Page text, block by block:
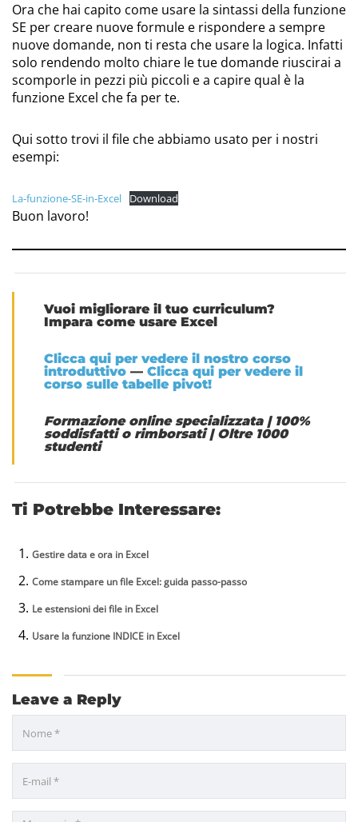
Ora che hai capito come usare la sintassi della funzione
SE per creare nuove formule e rispondere a sempre
nuove domande, non ti resta che usare la logica. Infatti
solo rendendo molto chiare le tue domande riuscirai a
scomporle in pezzi più piccoli e a capire qual è la
funzione Excel che fa per te.
Qui sotto trovi il file che abbiamo usato per i nostri
esempi:
La-funzione-SE-in-Excel Download
Buon lavoro!
Vuoi migliorare il tuo curriculum?
Impara come usare Excel
Clicca qui per vedere il nostro corso
introduttivo — Clicca qui per vedere il
corso sulle tabelle pivot!
Formazione online specializzata |100%
soddisfatti o rimborsati|Oltre 1000
studenti
Ti Potrebbe Interessare:
Gestire data e ora in Excel
Come stampare un file Excel: guida passo-passo
Le estensioni dei file in Excel
Usare la funzione INDICE in Excel
Leave a Reply